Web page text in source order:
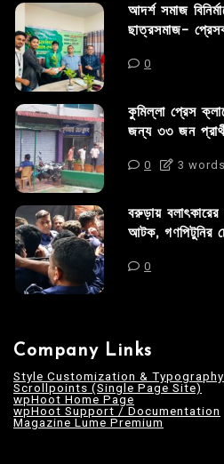
আদর্শ সমাজ
ছাত্রসমাজ-
0
কুমিল্লা প্রেস
জন্য ৩৩ জন
0 3 words
বরুড়ায়
আটক, গণপিটুনির
0
Company Links
Style Customization & Typography
Scrollpoints (Single Page Site)
wpHoot Home Page
wpHoot Support / Documentation
Magazine Lume Premium